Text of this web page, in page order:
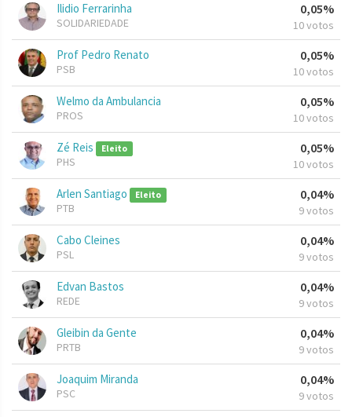
Ilidio Ferrarinha
SOLIDARIEDADE
0,05%
10 votos
Prof Pedro Renato
PSB
0,05%
10 votos
Welmo da Ambulancia
PROS
0,05%
10 votos
Zé Reis Eleito
PHS
0,05%
10 votos
Arlen Santiago Eleito
PTB
0,04%
9 votos
Cabo Cleines
PSL
0,04%
9 votos
Edvan Bastos
REDE
0,04%
9 votos
Gleibin da Gente
PRTB
0,04%
9 votos
Joaquim Miranda
PSC
0,04%
9 votos